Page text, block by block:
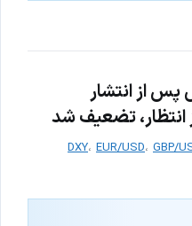
پس از انتشار
تضعیف شد
DXY، EUR/USD، GBP/